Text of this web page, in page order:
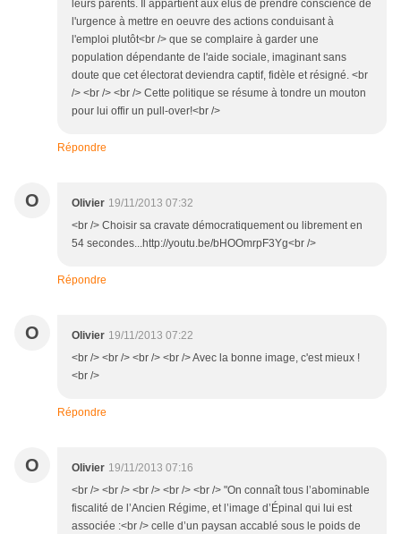
leurs parents. Il appartient aux élus de prendre conscience de
l'urgence à mettre en oeuvre des actions conduisant à
l'emploi plutôt<br /> que se complaire à garder une
population dépendante de l'aide sociale, imaginant sans
doute que cet électorat deviendra captif, fidèle et résigné. <br
/> <br /> <br /> Cette politique se résume à tondre un mouton
pour lui offir un pull-over!<br />
Répondre
O Olivier 19/11/2013 07:32
<br /> Choisir sa cravate démocratiquement ou librement en
54 secondes...http://youtu.be/bHOOmrpF3Yg<br />
Répondre
O Olivier 19/11/2013 07:22
<br /> <br /> <br /> <br /> Avec la bonne image, c'est mieux !
<br />
Répondre
O Olivier 19/11/2013 07:16
<br /> <br /> <br /> <br /> <br /> "On connaît tous l’abominable
fiscalité de l’Ancien Régime, et l’image d’Épinal qui lui est
associée :<br /> celle d’un paysan accablé sous le poids de